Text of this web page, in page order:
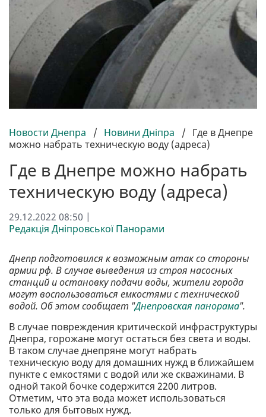
Новости Днепра / Новини Дніпра / Где в Днепре
можно набрать техническую воду (адреса)
Где в Днепре можно набрать
техническую воду (адреса)
29.12.2022 08:50 |
Редакція Дніпровської Панорами
Днепр подготовился к возможным атак со стороны
армии рф. В случае выведения из строя насосных
станций и остановку подачи воды, жители города
могут воспользоваться емкостями с технической
водой. Об этом сообщает "Днепровская панорама".
В случае повреждения критической инфраструктуры
Днепра, горожане могут остаться без света и воды.
В таком случае днепряне могут набрать
техническую воду для домашних нужд в ближайшем
пункте с емкостями с водой или же скважинами. В
одной такой бочке содержится 2200 литров.
Отметим, что эта вода может использоваться
только для бытовых нужд.